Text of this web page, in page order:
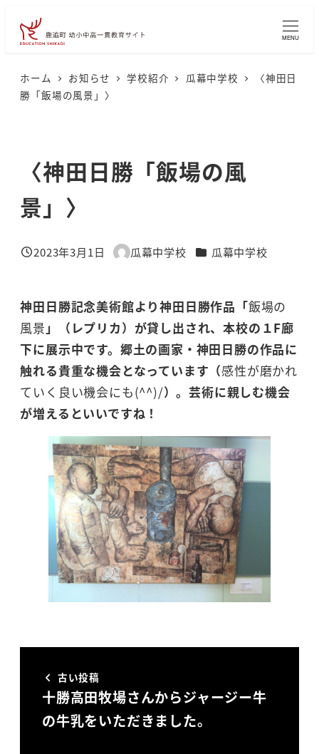
MENU
ホーム お知らせ 学校紹介 瓜幕中学校
〈神田日
勝「飯場の風景」〉
〈神田日勝「飯場の風
景」〉
投稿日
2023年3月1日
著
瓜幕中学校 カテゴリー
瓜幕中学校
神田日勝記念美術館より神田日勝作品「飯場の
風景 」（レプリカ）が貸し出され、本校の１F廊
下に展示中です。郷土の画家・神田日勝の作品に
触れる貴重な機会となっています（感性が磨かれ
ていく良い機会にも(^^)/）。芸術に親しむ機会
が増えるといいですね！
古い投稿
十勝高田牧場さんからジャージー牛
の牛乳をいただきました。